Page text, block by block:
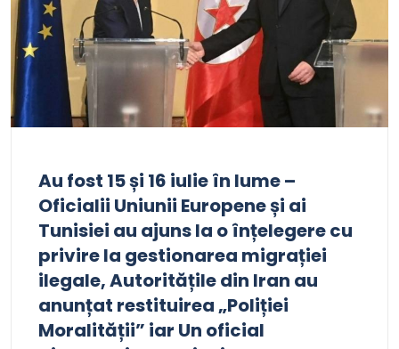
Au fost 15 și 16 iulie în lume –
Oficialii Uniunii Europene și ai
Tunisiei au ajuns la o înțelegere cu
privire la gestionarea migrației
ilegale, Autoritățile din Iran au
anunțat restituirea „Poliției
Moralității” iar Un oficial